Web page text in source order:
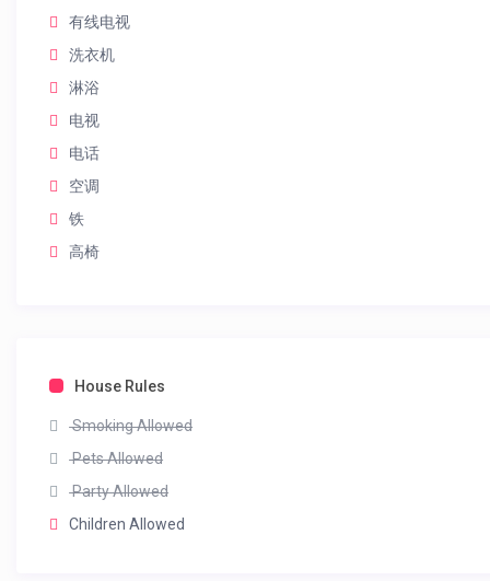
有线电视
洗衣机
淋浴
电视
电话
空调
铁
高椅
House Rules
Smoking Allowed
Pets Allowed
Party Allowed
Children Allowed